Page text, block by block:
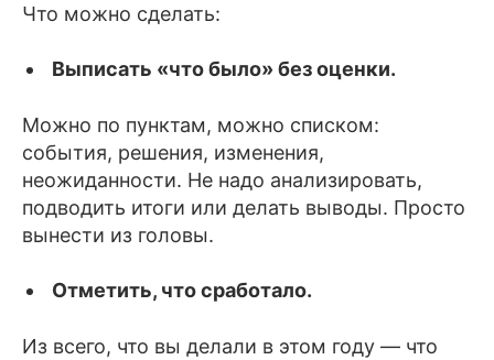
Что можно сделать:
Выписать «что было» без оценки.
Можно по пунктам, можно списком:
события, решения, изменения,
неожиданности. Не надо анализировать,
подводить итоги или делать выводы. Просто
вынести из головы.
Отметить, что сработало.
Из всего, что вы делали в этом году — что